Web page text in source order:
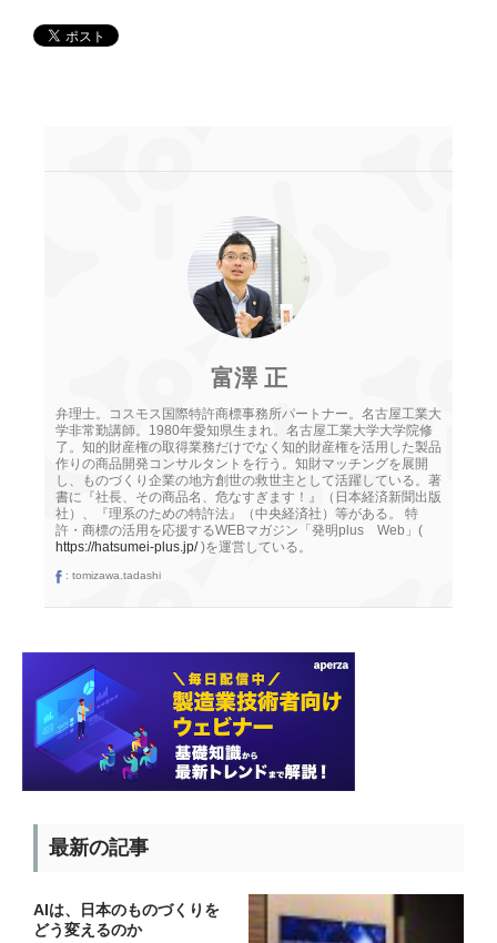
富澤 正
弁理士。コスモス国際特許商標事務所パートナー。名古屋工業大
学非常勤講師。1980年愛知県生まれ。名古屋工業大学大学院修
了。知的財産権の取得業務だけでなく知的財産権を活用した製品
作りの商品開発コンサルタントを行う。知財マッチングを展開
し、ものづくり企業の地方創世の救世主として活躍している。著
書に『社長、その商品名、危なすぎます！』（日本経済新聞出版
社）、『理系のための特許法』（中央経済社）等がある。 特
許・商標の活用を応援するWEBマガジン「発明plus Web」(
https://hatsumei-plus.jp/)を運営している。
: tomizawa.tadashi
最新の記事
AIは、日本のものづくりを
どう変えるのか